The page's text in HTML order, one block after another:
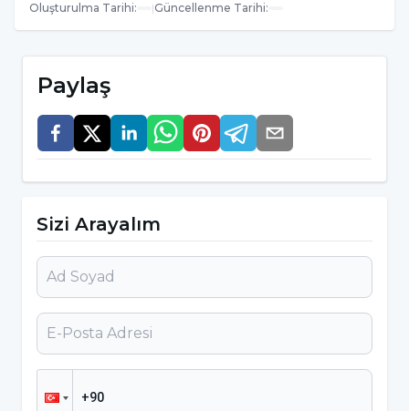
açıkça öğretilmeden okuma becerisinin
bozukluk bağlamında yazılı materyale yönelik
güçlü bir yönelim olarak tanımlanmaktadır”
dedi.
1,5 yaşında kelime okuyabiliyorlar
“Hiperleksik okuma edinimi, sıklıkla, 5 yaşından
önce ve henüz iletişimsel sözlü dil bir
görülmemişken çıkar” diyen Uzm. Dr. Algun
Tüfekçi,“Hiperleksik çocukların büyük
çoğunluğu yaklaşık 1,5 yaşında kelime okuma
becerisine sahiptir. Bazı hiperleksik çocuklar,
Oluşturulma Tarihi: |Güncellenme Tarihi:
Paylaş
Sizi Arayalım